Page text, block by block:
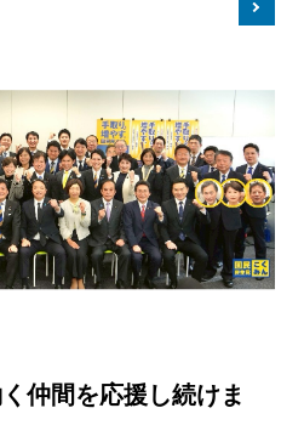
仲間を応援し続けま